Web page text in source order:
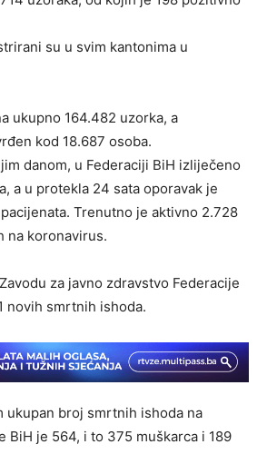
su u svim kantonima u
ukupno 164.482 uzorka, a
kod 18.687 osoba.
danom, u Federaciji BiH izliječeno
a u protekla 24 sata oporavak je
Trenutno je aktivno 2.728
na koronavirus.
za javno zdravstvo Federacije
novih smrtnih ishoda.
ukupan broj smrtnih ishoda na
BiH je 564, i to 375 muškarca i 189